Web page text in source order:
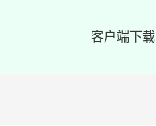
客户端下载